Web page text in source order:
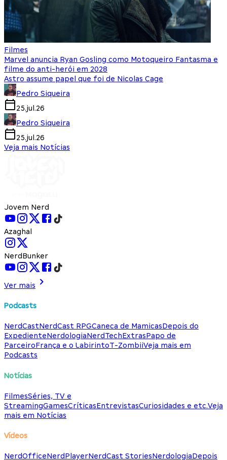
Filmes
Marvel anuncia Ryan Gosling como Motoqueiro Fantasma e
filme do anti-herói em 2028
Astro assume papel que foi de Nicolas Cage
Pedro Siqueira
25.jul.26
Pedro Siqueira
25.jul.26
Veja mais Notícias
Jovem Nerd
Azaghal
NerdBunker
Ver mais
Podcasts
NerdCastNerdCast RPGCaneca de MamicasDepois do
ExpedienteNerdologiaNerdTechExtrasPapo de
ParceiroFrança e o LabirintoT-ZombiiVeja mais em
Podcasts
Notícias
FilmesSéries, TV e
StreamingGamesCríticasEntrevistasCuriosidades e etc.Veja
mais em Notícias
Vídeos
NerdOfficeNerdPlayerNerdCast StoriesNerdologiaDepois